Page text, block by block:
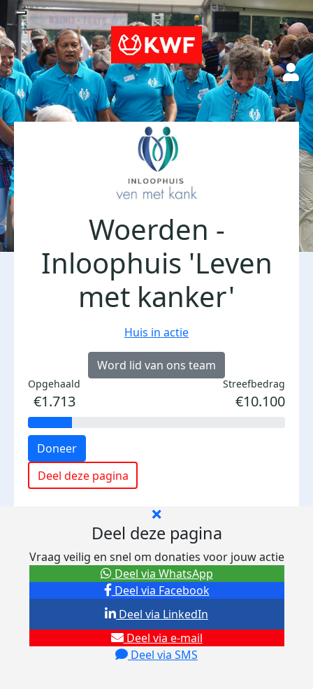
Woerden -
Inloophuis 'Leven
met kanker'
Huis in actie
Word lid van ons team
Opgehaald
€1.713
Streefbedrag
€10.100
Doneer
Deel deze pagina
Deel deze pagina
Vraag veilig en snel om donaties voor jouw actie
Deel via Facebook
Deel via e-mail
Deel via SMS
Deel via LinkedIn
Deel via WhatsApp